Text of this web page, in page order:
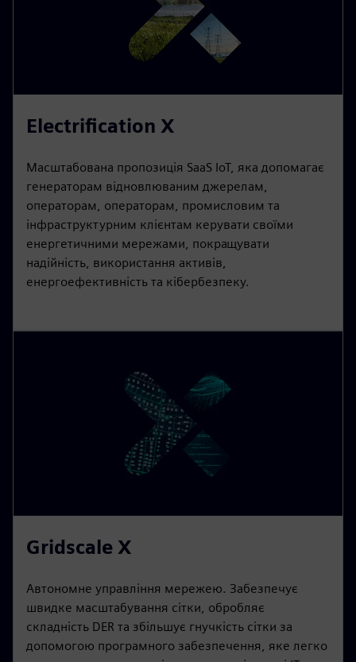
Electrification X
Масштабована пропозиція SaaS IoT, яка допомагає
генераторам відновлюваним джерелам,
операторам, операторам, промисловим та
інфраструктурним клієнтам керувати своїми
енергетичними мережами, покращувати
надійність, використання активів,
енергоефективність та кібербезпеку.
Gridscale X
Автономне управління мережею. Забезпечує
швидке масштабування сітки, обробляє
складність DER та збільшує гнучкість сітки за
допомогою програмного забезпечення, яке легко